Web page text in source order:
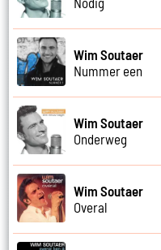
Wim Soutaer
Nummer een
Wim Soutaer
Onderweg
Wim Soutaer
Overal